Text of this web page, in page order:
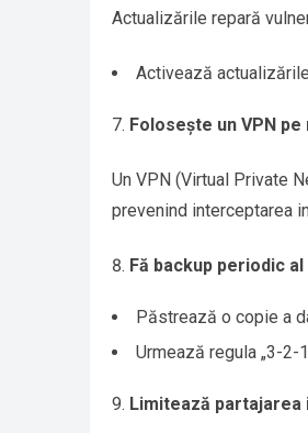
Actualizările repară
Activează
Folosește un VPN
Un VPN (Virtual Private
prevenind interceptarea
Fă backup periodic
Păstrează o copie a
Urmează regula „3-2-
Limitează